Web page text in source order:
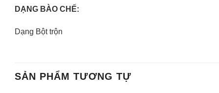
DẠNG BÀO CHẾ:
Dạng Bột trộn
SẢN PHẨM TƯƠNG TỰ